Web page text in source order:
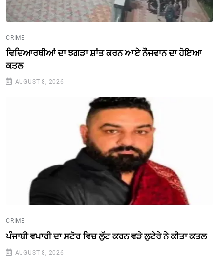
CRIME
ਵਿਦਿਆਰਥੀਆਂ ਦਾ ਝਗੜਾ ਸ਼ਾਂਤ ਕਰਨ ਆਏ ਨੌਜਵਾਨ ਦਾ ਹੋਇਆ
ਕਤਲ
AUGUST 8, 2026
CRIME
ਪੰਜਾਬੀ ਵਪਾਰੀ ਦਾ ਸਟੋਰ ਵਿਚ ਲੁੱਟ ਕਰਨ ਵੜੇ ਲੁਟੇਰੇ ਨੇ ਕੀਤਾ ਕਤਲ
AUGUST 8, 2026